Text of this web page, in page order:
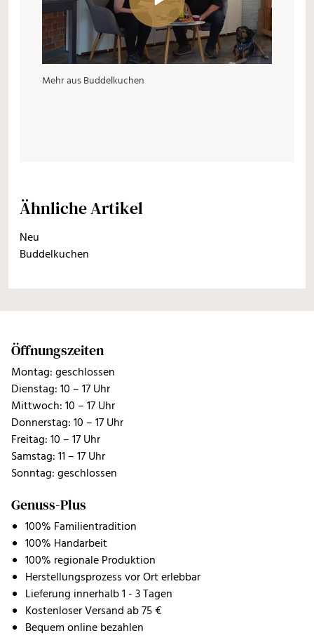
Mehr aus Buddelkuchen
Ähnliche Artikel
Neu
Buddelkuchen
Öffnungszeiten
Montag: geschlossen
Dienstag: 10 – 17 Uhr
Mittwoch: 10 – 17 Uhr
Donnerstag: 10 – 17 Uhr
Freitag: 10 – 17 Uhr
Samstag: 11 – 17 Uhr
Sonntag: geschlossen
Genuss-Plus
100% Familientradition
100% Handarbeit
100% regionale Produktion
Herstellungsprozess vor Ort erlebbar
Lieferung innerhalb 1 - 3 Tagen
Kostenloser Versand ab 75 €
Bequem online bezahlen